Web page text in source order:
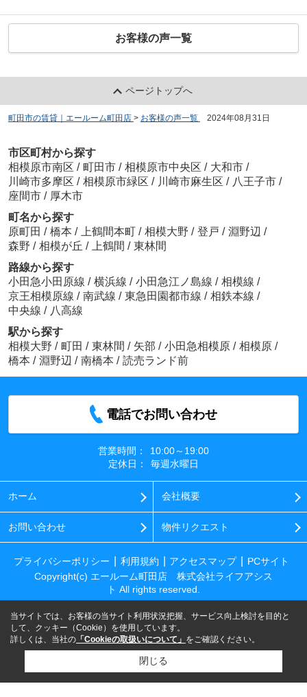
お客様の声一覧
ページトップへ
町田市の賃貸｜エールーム町田店 > お客様の声一覧 2024年08月31日
市区町村から探す
相模原市南区 / 町田市 / 相模原市中央区 / 大和市 /
川崎市多摩区 / 相模原市緑区 / 川崎市麻生区 / 八王子市 /
座間市 / 厚木市
町名から探す
原町田 / 橋本 / 上鶴間本町 / 相模大野 / 登戸 / 淵野辺 /
森野 / 相模が丘 / 上鶴間 / 東林間
路線から探す
小田急小田原線 / 横浜線 / 小田急江ノ島線 / 相模線 /
京王相模原線 / 南武線 / 東急田園都市線 / 相鉄本線 /
中央線 / 八高線
駅から探す
相模大野 / 町田 / 東林間 / 矢部 / 小田急相模原 / 相模原 /
橋本 / 淵野辺 / 南橋本 / 読売ランド前
電話でお問い合わせ
営業時間：
10:00～19:00
定休日：
毎週水曜日
ホーム 会社概要
お問い合わせ 物件リクエスト
プライバシーポリシー 利用規約 アクセスマップ
PCサイト
Copyright(c) エールーム町田店 株式会社ライフアシス
ト All rights reserved.
当サイトでは、お客様の当サイト利用状況把握、サービス向上検討を目的と
して、クッキー（Cookie）を使用しています。
詳しくは、当社の 「Cookieの取扱いについて」 をご確認ください。
閉じる